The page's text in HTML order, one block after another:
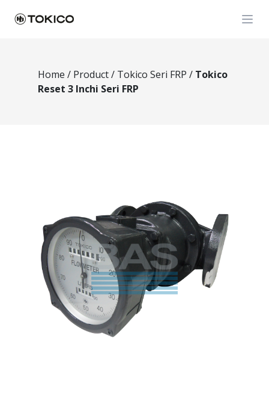
Home / Product/ Tokico Seri FRP / Tokico
Reset 3 Inchi Seri FRP